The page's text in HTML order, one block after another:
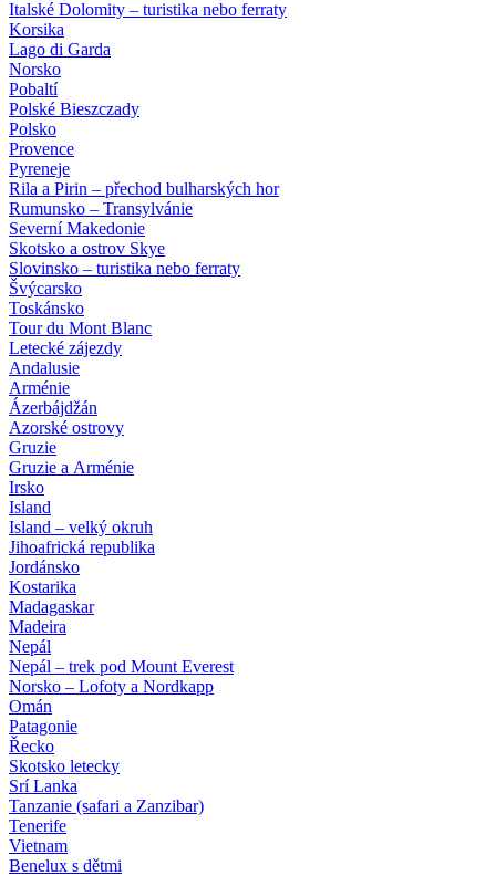
Italské Dolomity – turistika nebo ferraty
Korsika
Lago di Garda
Norsko
Pobaltí
Polské Bieszczady
Polsko
Provence
Pyreneje
Rila a Pirin – přechod bulharských hor
Rumunsko – Transylvánie
Severní Makedonie
Skotsko a ostrov Skye
Slovinsko – turistika nebo ferraty
Švýcarsko
Toskánsko
Tour du Mont Blanc
Letecké zájezdy
Andalusie
Arménie
Ázerbájdžán
Azorské ostrovy
Gruzie
Gruzie a Arménie
Irsko
Island
Island – velký okruh
Jihoafrická republika
Jordánsko
Kostarika
Madagaskar
Madeira
Nepál
Nepál – trek pod Mount Everest
Norsko – Lofoty a Nordkapp
Omán
Patagonie
Řecko
Skotsko letecky
Srí Lanka
Tanzanie (safari a Zanzibar)
Tenerife
Vietnam
Benelux s dětmi